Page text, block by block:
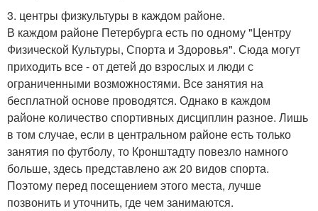
3. центры физкультуры в каждом районе.
В каждом районе Петербурга есть по одному "Центру
Физической Культуры, Спорта и Здоровья". Сюда могут
приходить все - от детей до взрослых и люди с
ограниченными возможностями. Все занятия на
бесплатной основе проводятся. Однако в каждом
районе количество спортивных дисциплин разное. Лишь
в том случае, если в центральном районе есть только
занятия по футболу, то Кронштадту повезло намного
больше, здесь представлено аж 20 видов спорта.
Поэтому перед посещением этого места, лучше
позвонить и уточнить, где чем занимаются.